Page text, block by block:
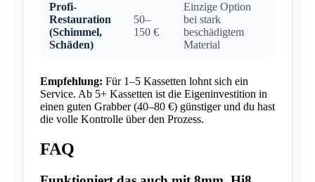
Profi-
Restauration
(Schimmel,
Schäden)
50–
150 €
Einzige Option
bei stark
beschädigtem
Material
Empfehlung: Für 1–5 Kassetten lohnt sich ein
Service. Ab 5+ Kassetten ist die Eigeninvestition in
einen guten Grabber (40–80 €) günstiger und du hast
die volle Kontrolle über den Prozess.
FAQ